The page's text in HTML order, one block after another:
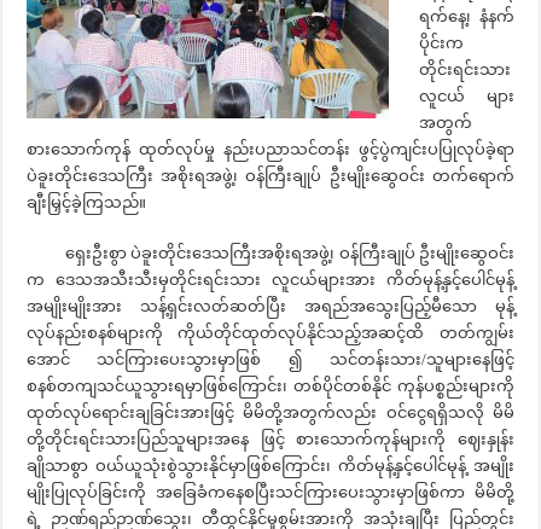
ရက်နေ့၊ နံနက်
ပိုင်းက
တိုင်းရင်းသား
လူငယ် များ
အတွက်
စားသောက်ကုန် ထုတ်လုပ်မှု နည်းပညာသင်တန်း ဖွင့်ပွဲကျင်းပပြုလုပ်ခဲ့ရာ
ပဲခူးတိုင်းဒေသကြီး အစိုးရအဖွဲ့၊ ဝန်ကြီးချုပ် ဦးမျိုးဆွေဝင်း တက်ရောက်
ချီးမြှင့်ခဲ့ကြသည်။
ရှေးဦးစွာ ပဲခူးတိုင်းဒေသကြီးအစိုးရအဖွဲ့၊ ဝန်ကြီးချုပ် ဦးမျိုးဆွေဝင်း
က ဒေသအသီးသီးမှတိုင်းရင်းသား လူငယ်များအား ကိတ်မုန့်နှင့်ပေါင်မုန့်
အမျိုးမျိုးအား သန့်ရှင်းလတ်ဆတ်ပြီး အရည်အသွေးပြည့်မီသော မုန့်
လုပ်နည်းစနစ်များကို ကိုယ်တိုင်ထုတ်လုပ်နိုင်သည့်အဆင့်ထိ တတ်ကျွမ်း
အောင် သင်ကြားပေးသွားမှာဖြစ် ၍ သင်တန်းသား/သူများနေဖြင့်
စနစ်တကျသင်ယူသွားရမှာဖြစ်ကြောင်း၊ တစ်ပိုင်တစ်နိုင် ကုန်ပစ္စည်းများကို
ထုတ်လုပ်ရောင်းချခြင်းအားဖြင့် မိမိတို့အတွက်လည်း ဝင်ငွေရရှိသလို မိမိ
တို့တိုင်းရင်းသားပြည်သူများအနေ ဖြင့် စားသောက်ကုန်များကို ဈေးနှုန်း
ချိုသာစွာ ဝယ်ယူသုံးစွဲသွားနိုင်မှာဖြစ်ကြောင်း၊ ကိတ်မုန့်နှင့်ပေါင်မုန့် အမျိုး
မျိုးပြုလုပ်ခြင်းကို အခြေခံကနေစပြီးသင်ကြားပေးသွားမှာဖြစ်ကာ မိမိတို့
ရဲ့ ဉာဏ်ရည်ဉာဏ်သွေး၊ တီထွင်နိုင်မှုစွမ်းအားကို အသုံးချပြီး ပြည်တွင်း